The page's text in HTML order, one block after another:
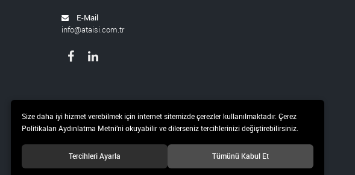
E-Mail
info@ataisi.com.tr
Size daha iyi hizmet verebilmek için internet sitemizde çerezler kullanılmaktadır. Çerez
Politikaları Aydınlatma Metni’ni okuyabilir ve dilerseniz tercihlerinizi değiştirebilirsiniz.
Tercihleri Ayarla Tümünü Kabul Et